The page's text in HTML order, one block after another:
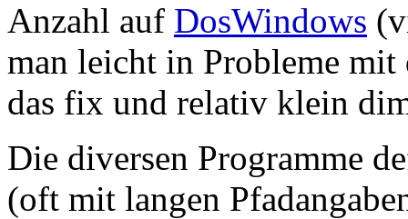
Anzahl auf DosWindows
man leicht in Probleme
das fix und relativ klein
Die diversen Programme
(oft mit langen